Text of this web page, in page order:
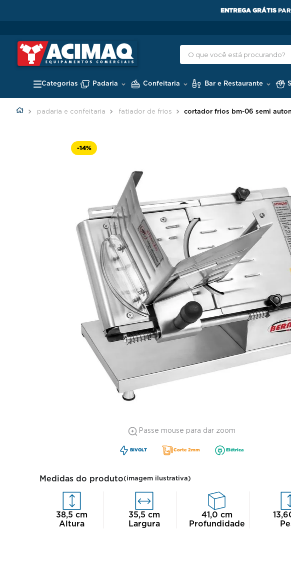
Padaria Confeitaria Bar e Restaurante
padaria e confeitaria fatiador de frios cortador frios bm-06 semi
Passe mouse para dar zoom
BIVOLT Corte 2mm Elétrica
Medidas do produto(imagem ilustrativa)
38,5 cm
Altura
35,5 cm
Largura
41,0 cm
Profundidade
-14%